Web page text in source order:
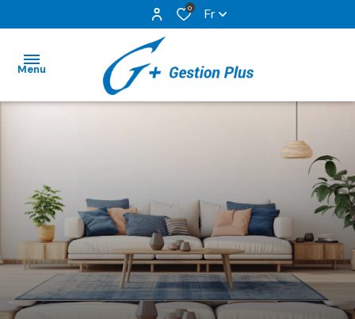
0 Fr
Menu
BIENS EN
LOCATION
GESTION
LOCATIVE
NOS